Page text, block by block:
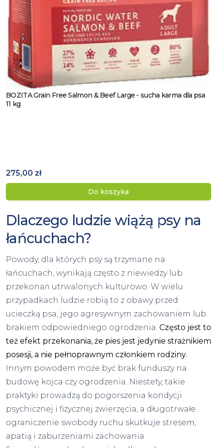
Zobacz produkt
BOZITA Grain Free Salmon & Beef Large - sucha karma dla psa
11 kg
275,00 zł
Do koszyka
Dlaczego ludzie wiążą psy na
łańcuchach?
Powody, dla których psy są trzymane na
łańcuchach, wynikają często z niewiedzy lub
przekonań utrwalonych kulturowo. W wielu
przypadkach ludzie robią to z obawy przed
ucieczką psa, jego agresywnym zachowaniem lub
brakiem odpowiedniego ogrodzenia. Często jest to
też efekt przekonania, że pies jest jedynie strażnikiem
posesji, a nie pełnoprawnym członkiem rodziny.
Innym powodem może być brak funduszy na
budowę kojca czy ogrodzenia. Niestety, takie
praktyki prowadzą do pogorszenia kondycji
psychicznej i fizycznej zwierzęcia, a długotrwałe
ograniczenie swobody ruchu skutkuje stresem,
apatią i zaburzeniami zachowania.